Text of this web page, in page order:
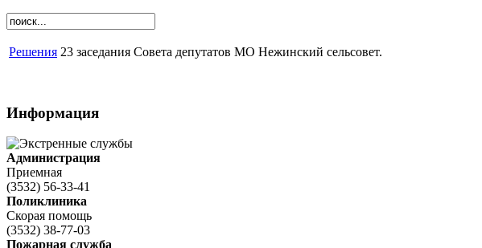
Решения 23 заседания Совета депутатов МО Нежинский сельсовет.
Информация
Администрация
Приемная
(3532) 56-33-41
Поликлиника
Скорая помощь
(3532) 38-77-03
Пожарная служба